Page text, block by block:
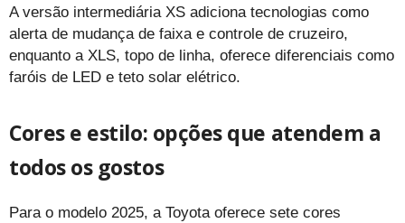
A versão intermediária XS adiciona tecnologias como
alerta de mudança de faixa e controle de cruzeiro,
enquanto a XLS, topo de linha, oferece diferenciais como
faróis de LED e teto solar elétrico.
Cores e estilo: opções que atendem a
todos os gostos
Para o modelo 2025, a Toyota oferece sete cores